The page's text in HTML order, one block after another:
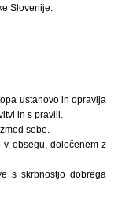
Slovenije.
ustanovo in opravlja
in s pravili.
sebe.
v obsegu, določenem z
s skrbnostjo dobrega